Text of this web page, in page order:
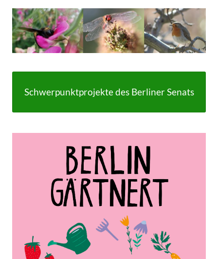
Schwerpunktprojekte des Berliner Senats